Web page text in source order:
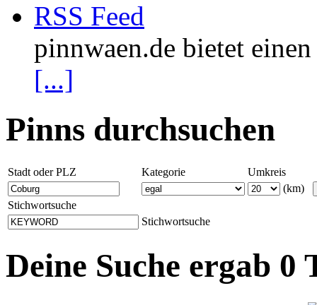
RSS Feed
pinnwaen.de bietet
[...]
Pinns durchsuchen
Stadt oder PLZ Kategorie
Umkreis
(km)
Stichwortsuche
Stichwortsuche
Deine Suche ergab 0